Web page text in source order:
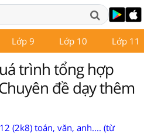
Lớp 9 Lớp 10 Lớp 11
trình tổng hợp
đề dạy thêm
(2k8) toán, văn, anh.... (từ